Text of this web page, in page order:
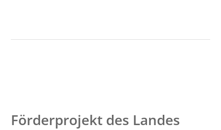
Förderprojekt des Landes